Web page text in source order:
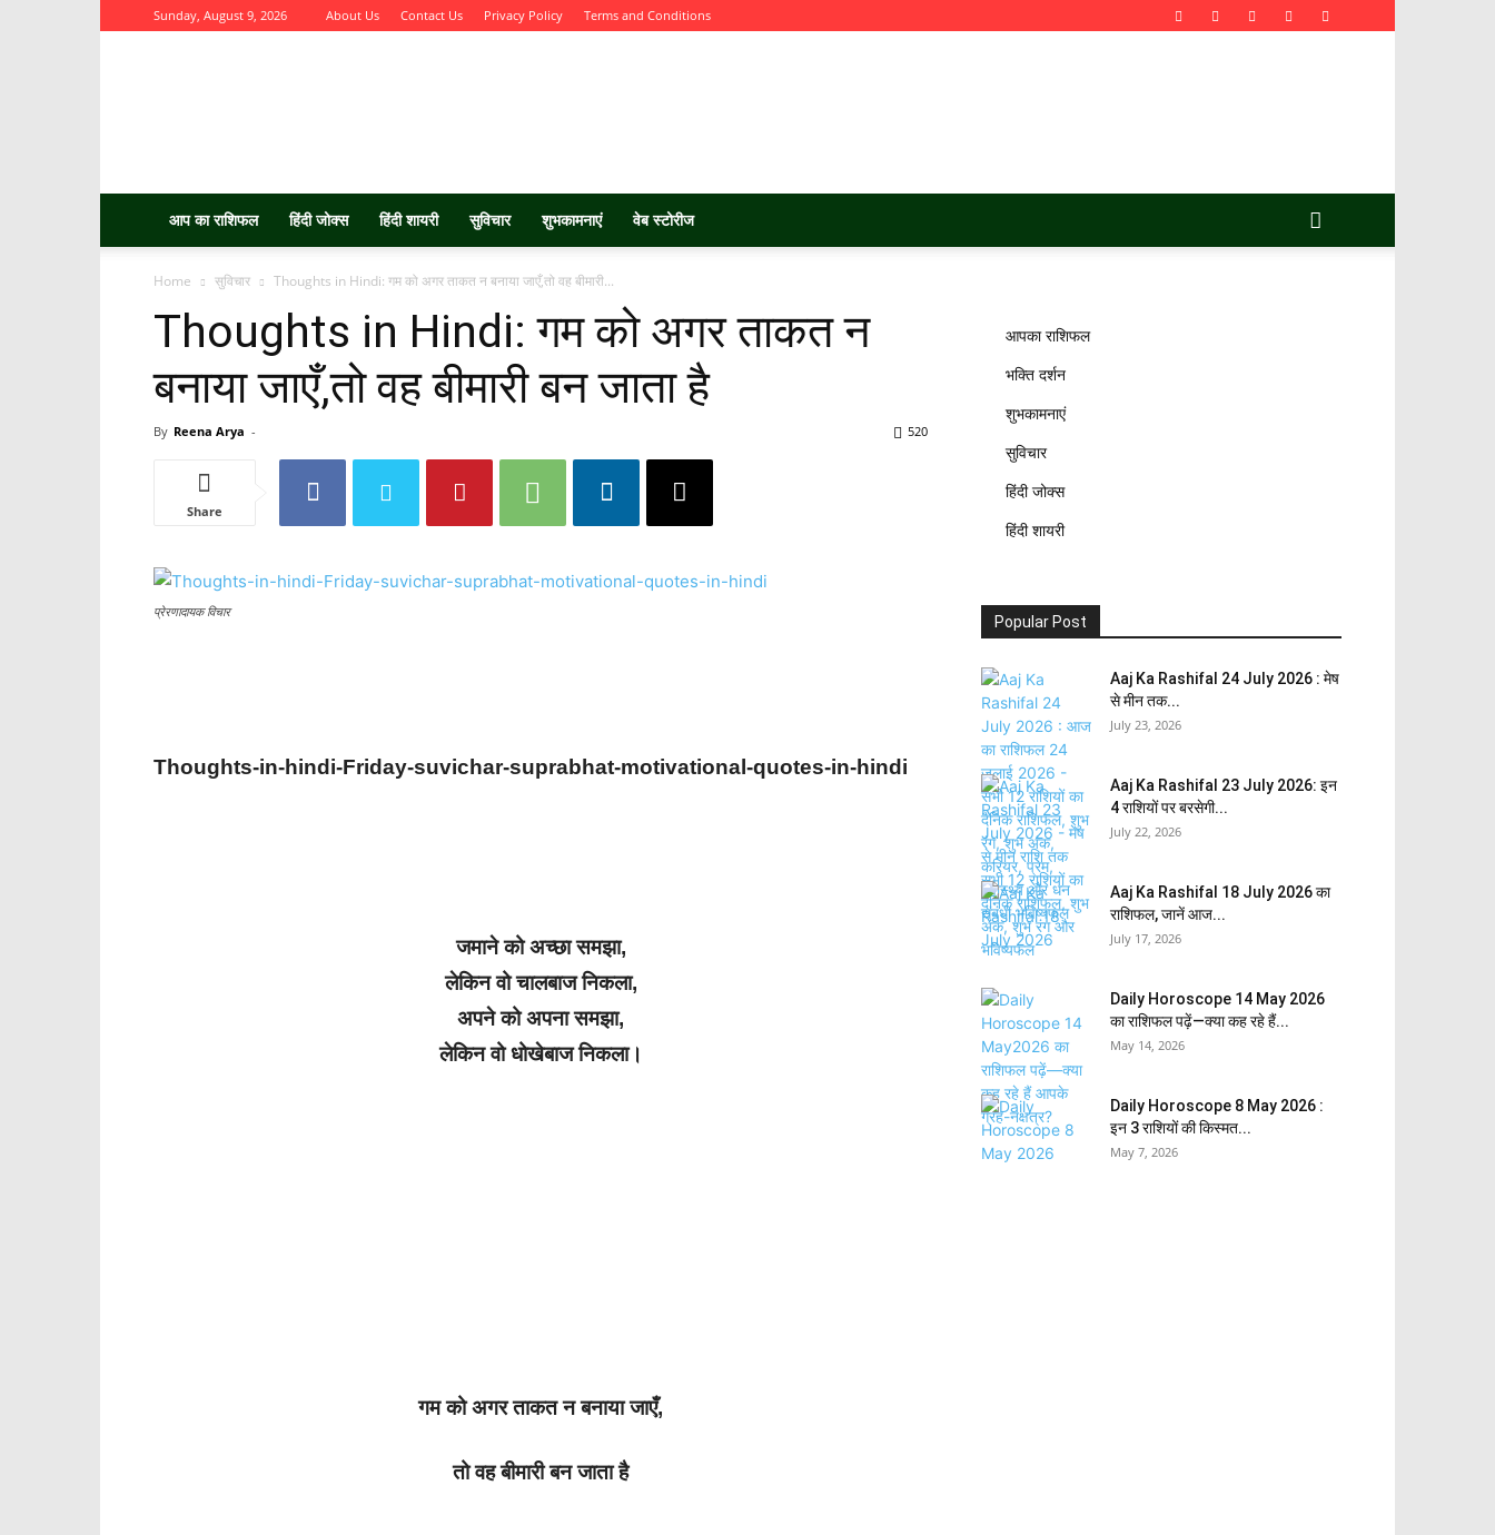
Sunday, August 9, 2026 About Us Contact Us Privacy Policy Terms and Conditions
आप का राशिफल हिंदी जोक्स हिंदी शायरी सुविचार शुभकामनाएं वेब स्टोरीज
Home सुविचार Thoughts in Hindi: गम को अगर ताकत न बनाया जाएँ,तो वह बीमारी...
Thoughts in Hindi: गम को अगर ताकत न
बनाया जाएँ,तो वह बीमारी बन जाता है
By Reena Arya - 520
Share
प्रेरणादायक विचार
Thoughts-in-hindi-Friday-suvichar-suprabhat-motivational-quotes-in-hindi
जमाने को अच्छा समझा,
लेकिन वो चालबाज निकला,
अपने को अपना समझा,
लेकिन वो धोखेबाज निकला।
गम को अगर ताकत न बनाया जाएँ,
तो वह बीमारी बन जाता है
आपका राशिफल
भक्ति दर्शन
शुभकामनाएं
सुविचार
हिंदी जोक्स
हिंदी शायरी
Popular Post
Aaj Ka Rashifal 24 July 2026 : मेष
से मीन तक...
July 23, 2026
Aaj Ka Rashifal 23 July 2026: इन
4 राशियों पर बरसेगी...
July 22, 2026
Aaj Ka Rashifal 18 July 2026 का
राशिफल, जानें आज...
July 17, 2026
Daily Horoscope 14 May 2026
का राशिफल पढ़ें—क्या कह रहे हैं...
May 14, 2026
Daily Horoscope 8 May 2026 :
इन 3 राशियों की किस्मत...
May 7, 2026